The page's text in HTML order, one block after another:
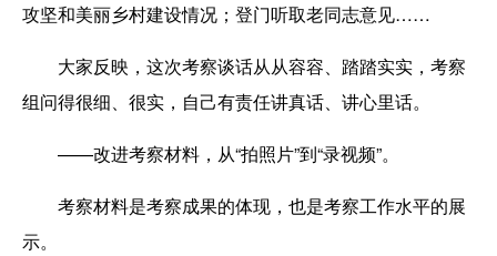
攻坚和美丽乡村建设情况；登门听取老同志意见……
大家反映，这次考察谈话从从容容、踏踏实实，考察
组问得很细、很实，自己有责任讲真话、讲心里话。
——改进考察材料，从“拍照片”到“录视频”。
考察材料是考察成果的体现，也是考察工作水平的展
示。